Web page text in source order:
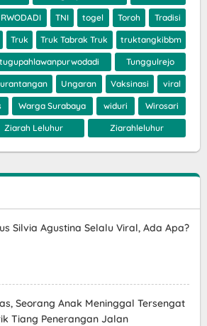
TNI togel Toroh Tradisi
Truk Truk Tabrak Truk truktangkibbm
tugupahlawanpurwodadi Tunggulrejo
Ungaran Vaksinasi viral
Warga Surabaya widuri Wirosari
Ziarah Leluhur Ziarahleluhur
Silvia Agustina Selalu Viral, Ada Apa?
Seorang Anak Meninggal Tersengat
Tiang Penerangan Jalan